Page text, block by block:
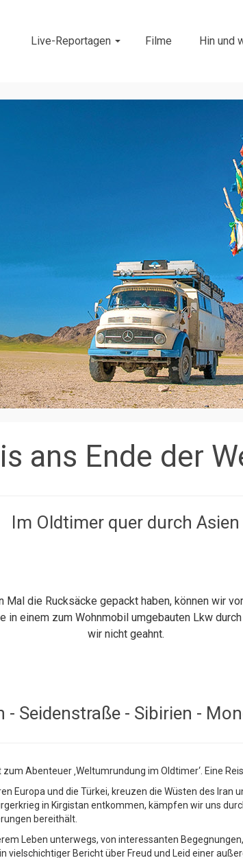
Live-Reportagen Filme Hin und
ans Ende der
Im Oldtimer quer durch Asien
die Rucksäcke gepackt haben, können wir
in einem zum Wohnmobil umgebauten Lkw
wir nicht geahnt.
- Seidenstraße - Sibirien -
Abenteuer ‚Weltumrundung im Oldtimer‘. Eine
Europa und die Türkei, kreuzen die Wüsten des
in Kirgistan entkommen, kämpfen wir uns
bereithält.
Leben unterwegs, von interessanten
vielschichtiger Bericht über Freud und Leid einer